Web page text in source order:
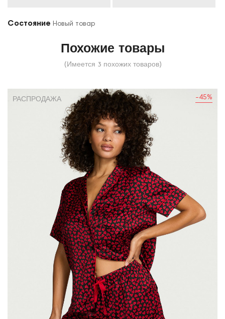
Состояние Новый товар
Похожие товары
(Имеется 3 похожих товаров)
-45%
РАСПРОДАЖА